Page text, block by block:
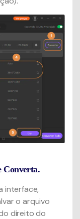
Converta.
interface,
o arquivo
direito do